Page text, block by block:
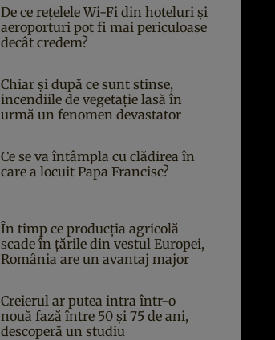
De ce rețelele Wi-Fi din hoteluri și
aeroporturi pot fi mai periculoase
decât credem?
Chiar și după ce sunt stinse,
incendiile de vegetație lasă în
urmă un fenomen devastator
Ce se va întâmpla cu clădirea în
care a locuit Papa Francisc?
În timp ce producția agricolă
scade în țările din vestul Europei,
România are un avantaj major
Creierul ar putea intra într-o
nouă fază între 50 și 75 de ani,
descoperă un studiu